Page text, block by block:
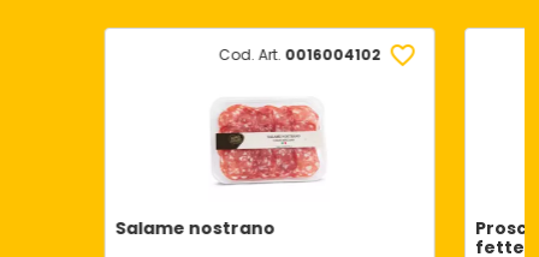
Cod. Art. 0016004102
Salame nostrano
fette